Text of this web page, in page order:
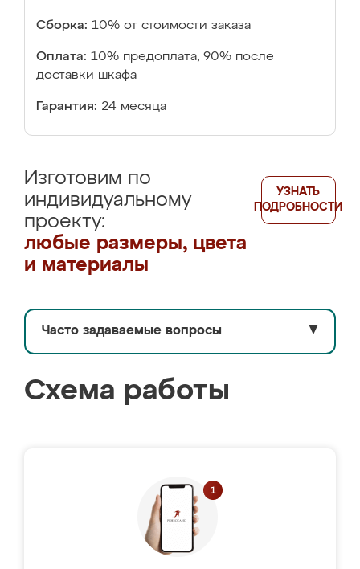
Сборка: 10% от стоимости заказа
Оплата: 10% предоплата, 90% после
доставки шкафа
Гарантия: 24 месяца
Изготовим по
индивидуальному
проекту:
любые размеры, цвета
и материалы
УЗНАТЬ
ПОДРОБНОСТИ
Часто задаваемые вопросы ▼
Схема работы